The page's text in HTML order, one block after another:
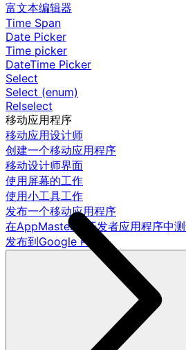
富文本编辑器
Time Span
Date Picker
Time picker
DateTime Picker
Select
Select (enum)
Relselect
移动应用程序
移动应用设计师
创建一个移动应用程序
移动设计师界面
使用屏幕的工作
使用小工具工作
发布一个移动应用程序
在AppMaster.io开发者应用程序中
发布到Google Play